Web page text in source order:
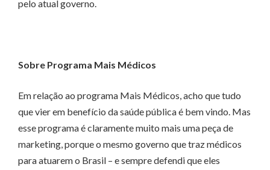
pelo atual governo.
Sobre Programa Mais Médicos
Em relação ao programa Mais Médicos, acho que tudo
que vier em benefício da saúde pública é bem vindo. Mas
esse programa é claramente muito mais uma peça de
marketing, porque o mesmo governo que traz médicos
para atuarem o Brasil – e sempre defendi que eles